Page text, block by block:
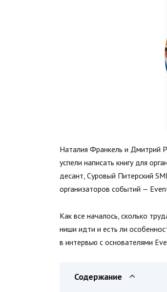
Наталия Франкель и Дмитрий
успели написать книгу для
десант, Суровый Питерский
организаторов событий —
Как все началось, сколько
ниши идти и есть ли
в интервью с основателями
Содержание